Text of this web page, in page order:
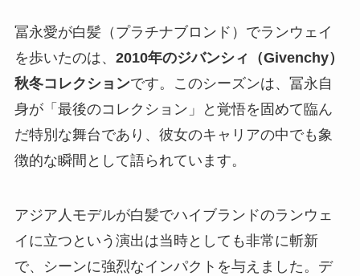
冨永愛が白髪（プラチナブロンド）でランウェイ
を歩いたのは、 2010年のジバンシィ（Givenchy）
秋冬コレクションです。このシーズンは、冨永自
身が「最後のコレクション」と覚悟を固めて臨ん
だ特別な舞台であり、彼女のキャリアの中でも象
徴的な瞬間として語られています。
アジア人モデルが白髪でハイブランドのランウェ
イに立つという演出は当時としても非常に斬新
で、シーンに強烈なインパクトを与えました。デ